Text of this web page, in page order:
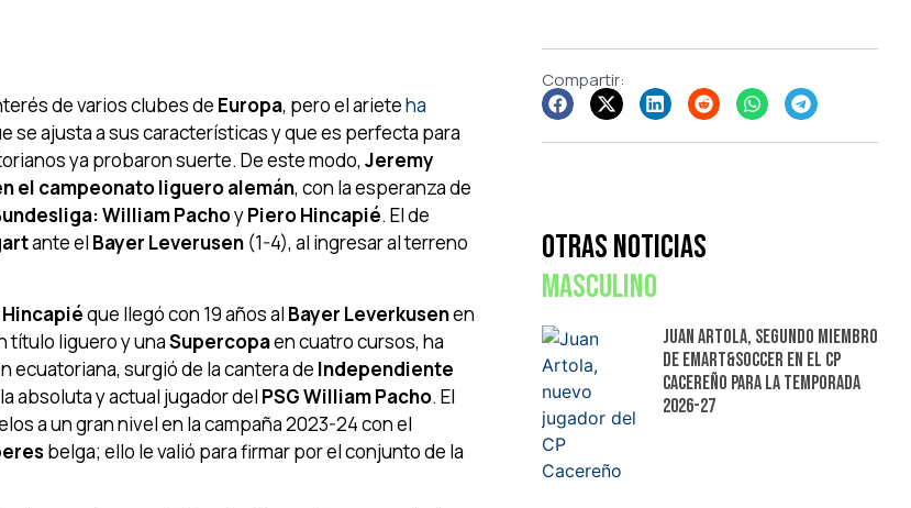
de varios clubes de Europa, pero el arieteha
se ajusta a sus características y que es perfecta para
ya probaron suerte. De este modo, Jeremy
el campeonato liguero alemán, con la esperanza de
William PachoyPiero Hincapié. El de
ante el Bayer Leverusen (1-4), al ingresar al terreno
que llegó con 19 años al Bayer Leverkusenen
título liguero y unaSupercopaen cuatro cursos, ha
ecuatoriana, surgió de la cantera de Independiente
absoluta y actual jugador del PSG William Pacho. El
a un gran nivel en la campaña 2023-24 con el
belga; ello le valió para firmar por el conjunto de la
Compartir:
Otras Noticias
Masculino
Juan Artola, segundo miembro
de Emart&Soccer en el CP
Cacereño para la temporada
2026-27